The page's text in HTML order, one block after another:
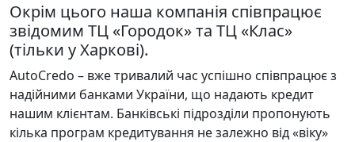
Окрім цього наша компанія співпрацює
звідомим ТЦ «Городок» та ТЦ «Клас»
(тільки у Харкові).
AutoCredo – вже тривалий час успішно співпрацює з
надійними банками України, що надають кредит
нашим клієнтам. Банківські підрозділи пропонують
кілька програм кредитування не залежно від «віку»